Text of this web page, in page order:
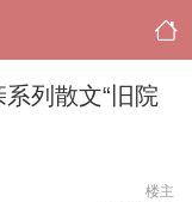
列散文“旧院
楼主